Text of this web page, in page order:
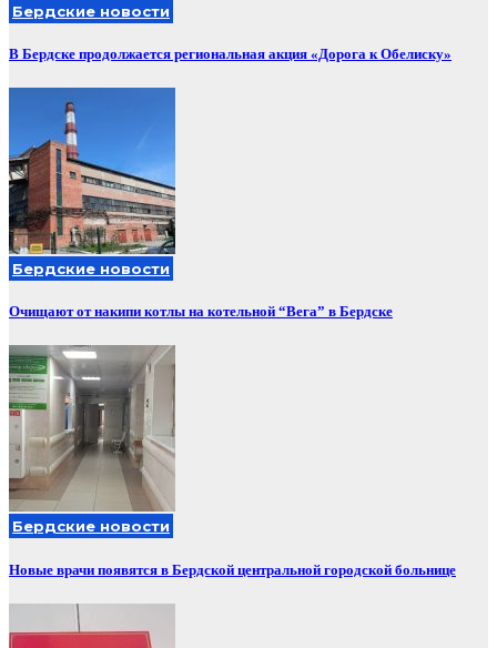
Бердские новости
В Бердске продолжается региональная акция «Дорога к Обелиску»
Бердские новости
Очищают от накипи котлы на котельной “Вега” в Бердске
Бердские новости
Новые врачи появятся в Бердской центральной городской больнице